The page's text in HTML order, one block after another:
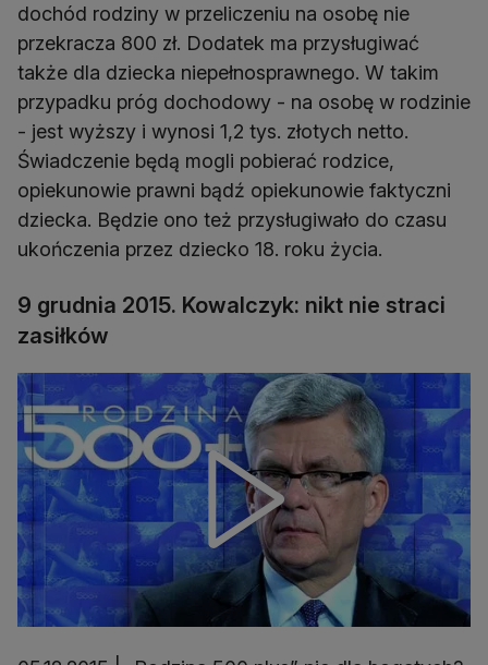
dochód rodziny w przeliczeniu na osobę nie
przekracza 800 zł. Dodatek ma przysługiwać
także dla dziecka niepełnosprawnego. W takim
przypadku próg dochodowy - na osobę w rodzinie
- jest wyższy i wynosi 1,2 tys. złotych netto.
Świadczenie będą mogli pobierać rodzice,
opiekunowie prawni bądź opiekunowie faktyczni
dziecka. Będzie ono też przysługiwało do czasu
ukończenia przez dziecko 18. roku życia.
9 grudnia 2015. Kowalczyk: nikt nie straci
zasiłków